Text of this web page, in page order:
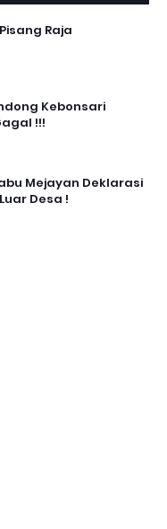
Raja
Kebonsari
!!!
Mejayan Deklarasi
Desa !